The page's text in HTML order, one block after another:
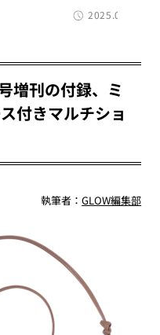
2025.04.12
増刊の付録、ミ
付きマルチショ
執筆者：GLOW編集部